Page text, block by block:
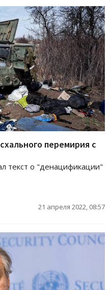
перемирия с
текст о "денацификации"
21 апреля 2022, 08:57